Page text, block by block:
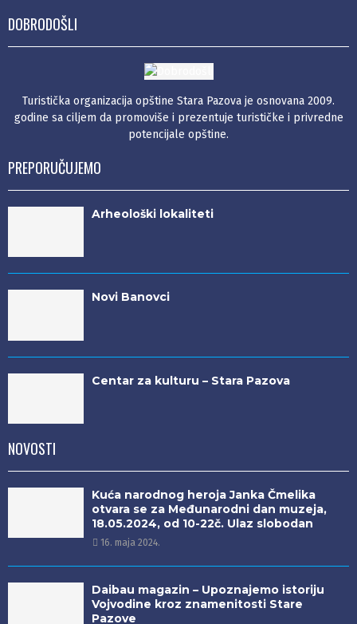
DOBRODOŠLI
Turistička organizacija opštine Stara Pazova je osnovana 2009.
godine sa ciljem da promoviše i prezentuje turističke i privredne
potencijale opštine.
PREPORUČUJEMO
Arheološki lokaliteti
Novi Banovci
Centar za kulturu – Stara Pazova
NOVOSTI
Kuća narodnog heroja Janka Čmelika
otvara se za Međunarodni dan muzeja,
18.05.2024, od 10-22č. Ulaz slobodan
16. maja 2024.
Daibau magazin – Upoznajemo istoriju
Vojvodine kroz znamenitosti Stare
Pazove